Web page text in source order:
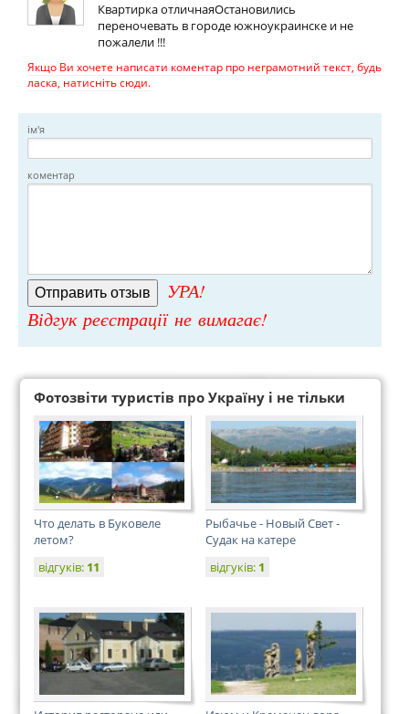
Квартирка отличнаяОстановились
переночевать в городе южноукраинске и не
пожалели !!!
Якщо Ви хочете написати коментар про неграмотний текст, будь
ласка, натисніть сюди.
ім'я
коментар
УРА!
Відгук реєстрації не вимагає!
Фотозвіти туристів про Україну і не тільки
Что делать в Буковеле
летом?
відгуків: 11
Рыбачье - Новый Свет -
Судак на катере
відгуків: 1